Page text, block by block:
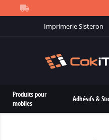
Imprimerie Sisteron
Produits pour
mobiles
Adhésifs &